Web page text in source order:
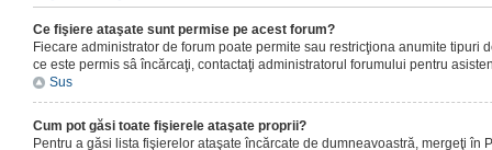
Ce fişiere ataşate sunt permise pe acest forum?
Fiecare administrator de forum poate permite sau restricţiona anumite tipuri
ce este permis sâ încărcaţi, contactaţi administratorul forumului pentru
Sus
Cum pot găsi toate fişierele ataşate proprii?
Pentru a găsi lista fişierelor ataşate încărcate de dumneavoastră, mergeţi în